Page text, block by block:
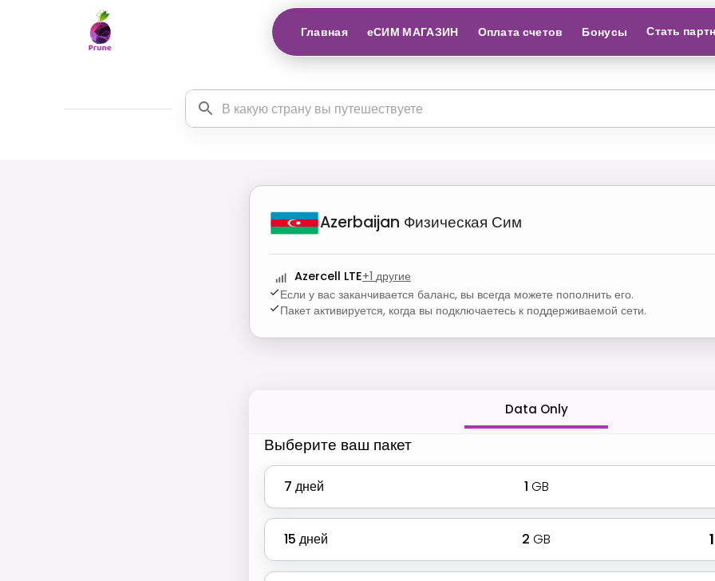
Главная еСИМ МАГАЗИН Оплата счетов Бонусы Стать
Azerbaijan Физическая Сим
Azercell LTE+1 другие
Если у вас заканчивается баланс, вы всегда можете пополнить его.
Пакет активируется, когда вы подключаетесь к поддерживаемой сети.
Data Only
Выберите ваш пакет
7 дней 1 GB
15 дней 2 GB